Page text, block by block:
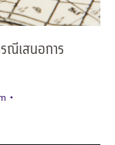
ณีเสนอการ